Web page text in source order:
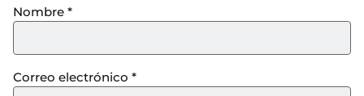
Nombre *
Correo electrónico *